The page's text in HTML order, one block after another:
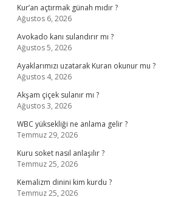
Kur’an açtırmak günah mıdır ?
Ağustos 6, 2026
Avokado kanı sulandırır mı ?
Ağustos 5, 2026
Ayaklarımızı uzatarak Kuran okunur mu ?
Ağustos 4, 2026
Akşam çiçek sulanır mı ?
Ağustos 3, 2026
WBC yüksekliği ne anlama gelir ?
Temmuz 29, 2026
Kuru soket nasıl anlaşılır ?
Temmuz 25, 2026
Kemalizm dinini kim kurdu ?
Temmuz 25, 2026